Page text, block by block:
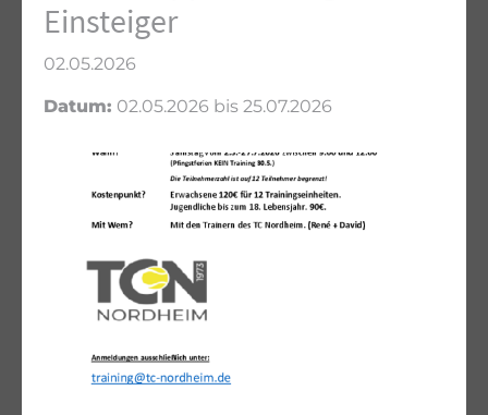
Einsteiger
02.05.2026
Datum: 02.05.2026 bis 25.07.2026